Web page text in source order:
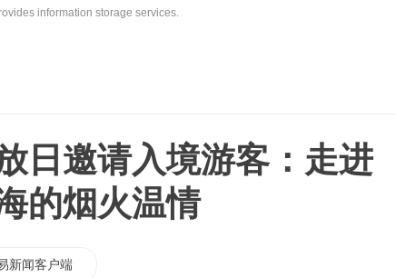
information storage services.
日邀请入境游客：走进
的烟火温情
新闻客户端